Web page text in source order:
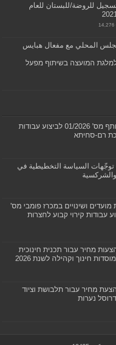
للروضة/للبستان للعام
14,276
المحلي مع مفعال هبايس
המועצה בשיתוף מפעל
מכרז פומבי משותף מס’ 01/2026 לביצוע עבודות
רם-סחיתא
السياسة التخطيطية في
والشركسية
ושינויים במכרז פומבי מס’
לביצוע עבודות קירוי קבוע לחצרות
מחיר עבור תכנית חינוכית
חינוך וקהילה לשנת 2026
מחיר עבור תלבושת וציוד
נערות